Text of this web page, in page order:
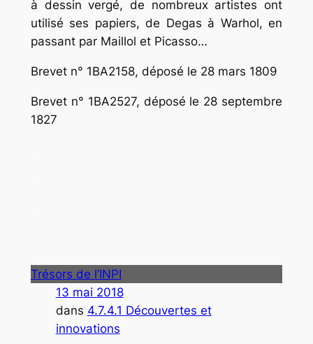
à dessin vergé, de nombreux artistes ont
utilisé ses papiers, de Degas à Warhol, en
passant par Maillol et Picasso…
Brevet n° 1BA2158, déposé le 28 mars 1809
Brevet n° 1BA2527, déposé le 28 septembre
1827
Trésors de l’INPI
13 mai 2018
dans 4.7.4.1 Découvertes et
innovations